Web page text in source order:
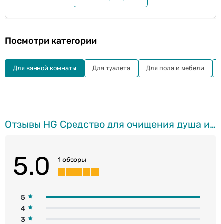
Отзывы HG Cредство для очищения душа и раковин, 0.5л
5.0 1 обзоры
5
4
3
Посмотри категории
Для ванной комнаты Для туалета Для пола и мебели